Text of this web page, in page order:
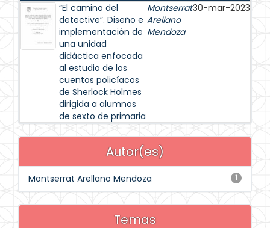
“El camino del
detective”. Diseño e
implementación de
una unidad
didáctica enfocada
al estudio de los
cuentos policíacos
de Sherlock Holmes
dirigida a alumnos
de sexto de primaria
Montserrat
Arellano
Mendoza
30-mar-2023
Autor(es)
1
Montserrat Arellano Mendoza
Temas